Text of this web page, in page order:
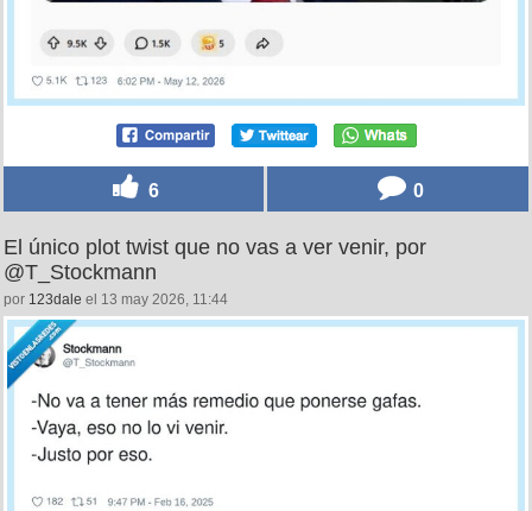
6 0
El único plot twist que no vas a ver venir, por
@T_Stockmann
por 123dale el 13 may 2026, 11:44